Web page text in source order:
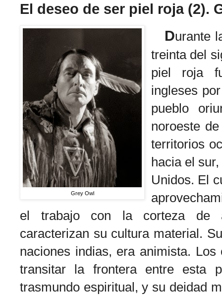
El deseo de ser piel roja (2).
Grey Owl
Durante
treinta del
piel roja
ingleses
pueblo
noroeste
territorios
hacia el
Unidos. El
el trabajo con la corteza de
caracterizan su cultura material.
naciones indias, era animista.
transitar la frontera entre esta
trasmundo espiritual, y su deidad